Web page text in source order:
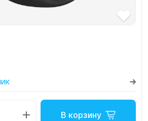
В корзину